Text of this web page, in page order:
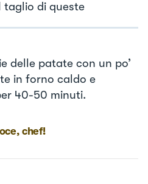
taglio di queste
delle patate con un po’
in forno caldo e
40-50 minuti.
chef!